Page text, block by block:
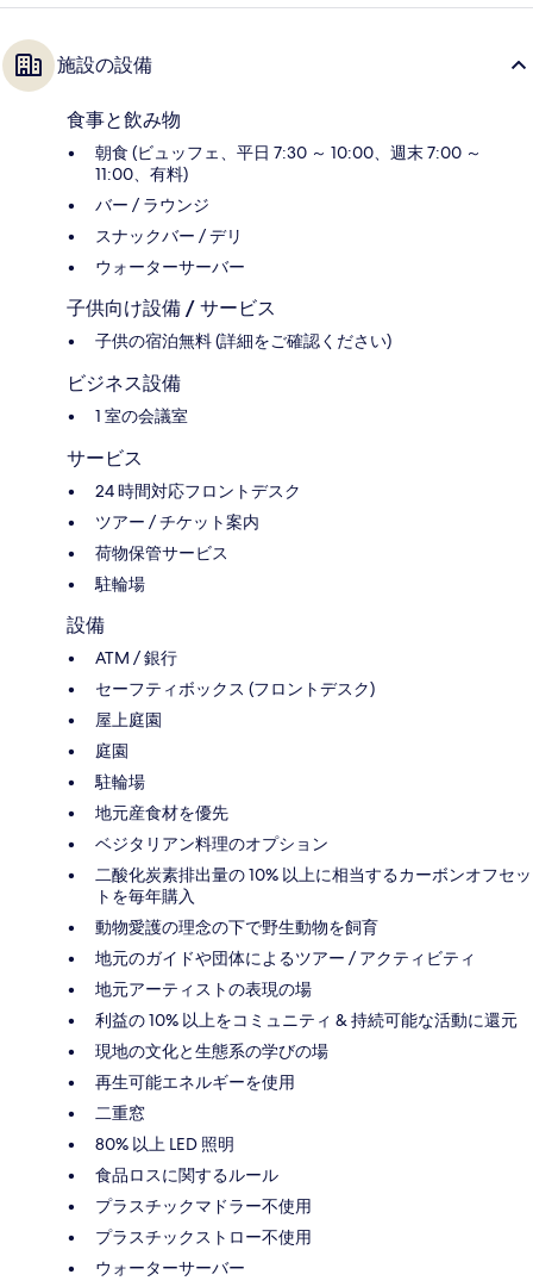
施設の設備
食事と飲み物
朝食 (ビュッフェ、平日 7:30 ～ 10:00、週末 7:00 ～
11:00、有料)
バー / ラウンジ
スナックバー / デリ
ウォーターサーバー
子供向け設備 / サービス
子供の宿泊無料 (詳細をご確認ください)
ビジネス設備
1 室の会議室
サービス
24 時間対応フロントデスク
ツアー / チケット案内
荷物保管サービス
駐輪場
設備
ATM / 銀行
セーフティボックス (フロントデスク)
屋上庭園
庭園
駐輪場
地元産食材を優先
ベジタリアン料理のオプション
二酸化炭素排出量の 10% 以上に相当するカーボンオフセッ
トを毎年購入
動物愛護の理念の下で野生動物を飼育
地元のガイドや団体によるツアー / アクティビティ
地元アーティストの表現の場
利益の 10% 以上をコミュニティ & 持続可能な活動に還元
現地の文化と生態系の学びの場
再生可能エネルギーを使用
二重窓
80% 以上 LED 照明
食品ロスに関するルール
プラスチックマドラー不使用
プラスチックストロー不使用
ウォーターサーバー